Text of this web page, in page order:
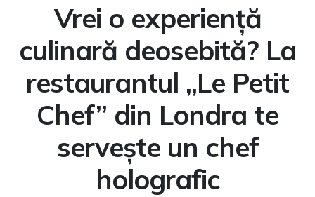
Vrei o experiență
culinară deosebită? La
restaurantul „Le Petit
Chef” din Londra te
servește un chef
holografic